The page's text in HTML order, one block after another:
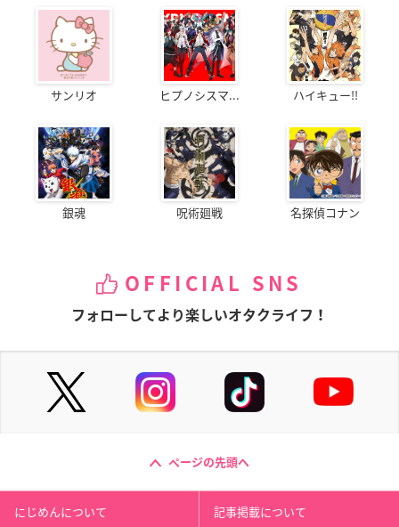
サンリオ ヒプノシスマ... ハイキュー!!
銀魂 呪術廻戦 名探偵コナン
OFFICIAL SNS
フォローしてより楽しいオタクライフ！
ページの先頭へ
にじめんについて 記事掲載について